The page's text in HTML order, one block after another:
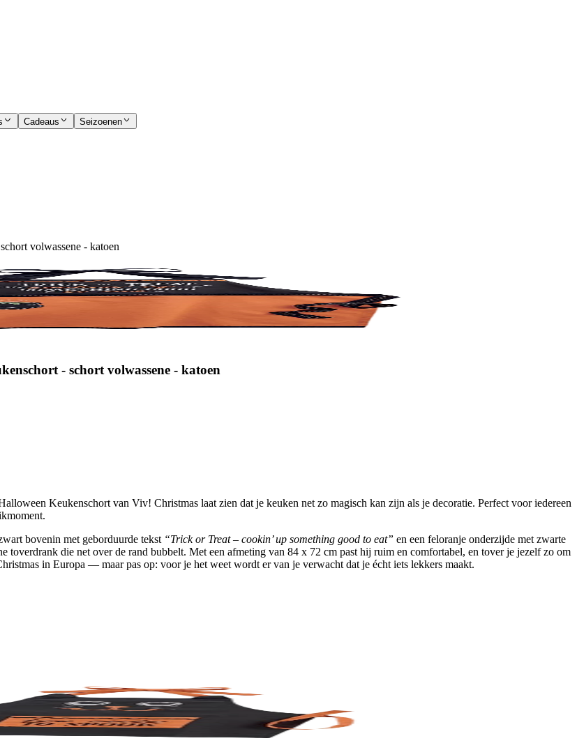
Cadeaus Seizoenen
volwassene - katoen
- schort volwassene - katoen
Keukenschort van Viv! Christmas laat zien dat je keuken net zo magisch kan zijn als je decoratie. Perfect voor iedereen
bovenin met geborduurde tekst “Trick or Treat – cookin’ up something good to eat” en een feloranje onderzijde met zwarte
toverdrank die net over de rand bubbelt. Met een afmeting van 84 x 72 cm past hij ruim en comfortabel, en tover je jezelf zo om
in Europa — maar pas op: voor je het weet wordt er van je verwacht dat je écht iets lekkers maakt.